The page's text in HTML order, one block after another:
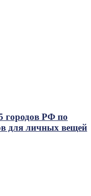
городов РФ по
для личных вещей